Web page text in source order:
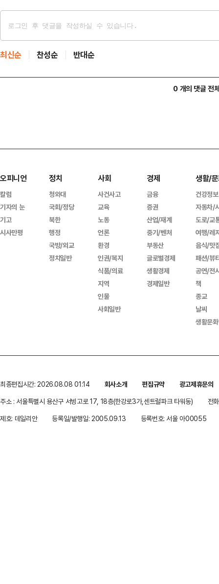
최신순 찬성순 반대순
0 개의 댓글 전
오피니언
칼럼
기자의 눈
기고
시사만평
정치
청와대
국회/정당
북한
행정
국방/외교
정치일반
사회
사건사고
교육
노동
언론
환경
인권/복지
식품/의료
지역
인물
사회일반
경제
금융
증권
산업/재계
중기/벤처
부동산
글로벌경제
생활경제
경제일반
생활/
건강정보
자동차/
도로/교
여행/레
음식/맛
패션/뷰
공연/전
책
종교
날씨
생활문
최종편집시간: 2026.08.08 01:14 회사소개 편집규약
광고제휴문의
주소 : 서울특별시 용산구 서빙고로 17, 18층(한강로3가,센트럴파크 타워동)
전
제호: 데일리안
등록일/발행일: 2005.09.13 등록번호: 서울 아00055